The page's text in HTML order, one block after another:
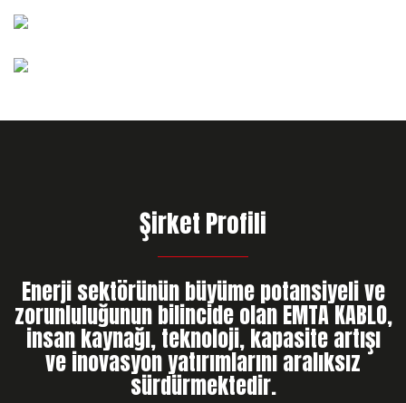
Şirket Profili
Enerji sektörünün büyüme potansiyeli ve
zorunluluğunun bilincide olan EMTA KABLO,
insan kaynağı, teknoloji, kapasite artışı
ve inovasyon yatırımlarını aralıksız
sürdürmektedir.